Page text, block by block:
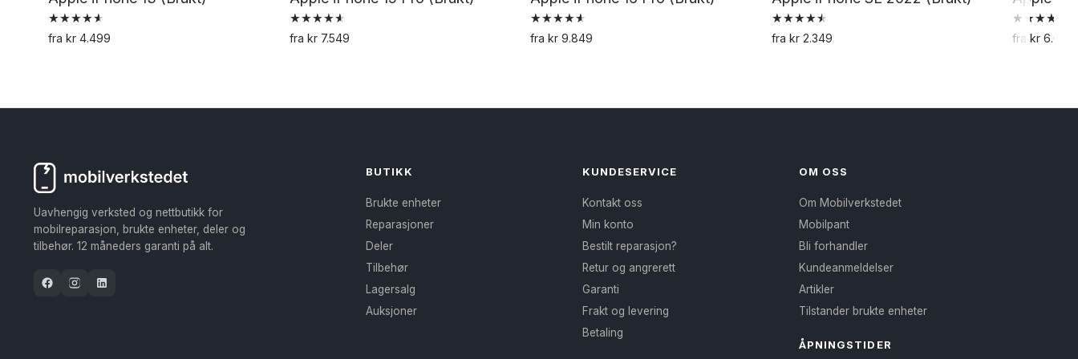
Vurdert
4.62
fra kr 4.499
kan
velges
på
produktsiden
Vurdert
4.67
fra kr7.549
Alternativene
velges
på
produktsiden
Vurdert
4.67
fra kr 9.849
Alternativene
velges
på
produktsiden
Vurdert
4.57
fra kr2.349
velges
produktsiden
Vurdert
5.00
fra kr 6.649
Uavhengig verksted og nettbutikk for
mobilreparasjon, brukte enheter, deler og
tilbehør. 12 måneders garanti på alt.
BUTIKK
Brukte enheter
Reparasjoner
Deler
Tilbehør
Lagersalg
Auksjoner
KUNDESERVICE
Kontakt oss
Min konto
Bestilt reparasjon?
Retur og angrerett
Garanti
Frakt og levering
Betaling
OM OSS
Om Mobilverkstedet
Mobilpant
Bli forhandler
Kundeanmeldelser
Artikler
Tilstander brukte enheter
ÅPNINGSTIDER